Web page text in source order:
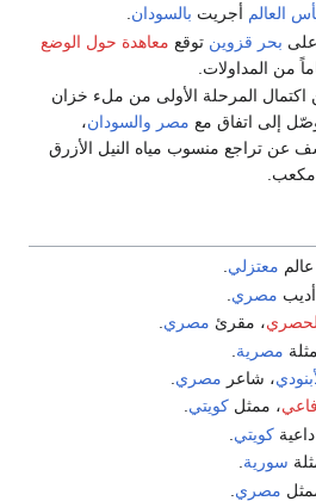
العالم أجريت بالسودان.
بحر قزوين توقع معاهدة حول الوضع
المرحلة الأولى من ملء خزان
إلى اتفاق مع مصر والسودان،
عن تراجع منسوب مياه النيل الأزرق
عالم معتزلي.
مصري
، مقرئ مصري
مصرية
، شاعر مصري
، ممثلكويتي.
داعيةكويتي
سورية
مصري